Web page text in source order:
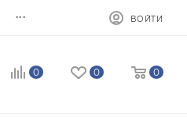
... ВОЙТИ
0 0 0